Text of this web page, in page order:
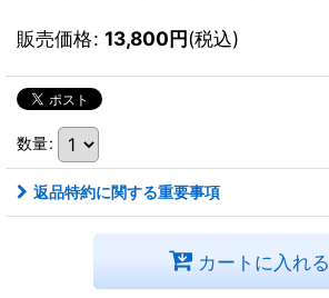
販売価格: 13,800円(税込)
数量:
返品特約に関する重要事項
カートに入れる